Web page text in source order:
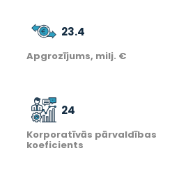
23.4
Apgrozījums, milj. €
24
Korporatīvās pārvaldības
koeficients